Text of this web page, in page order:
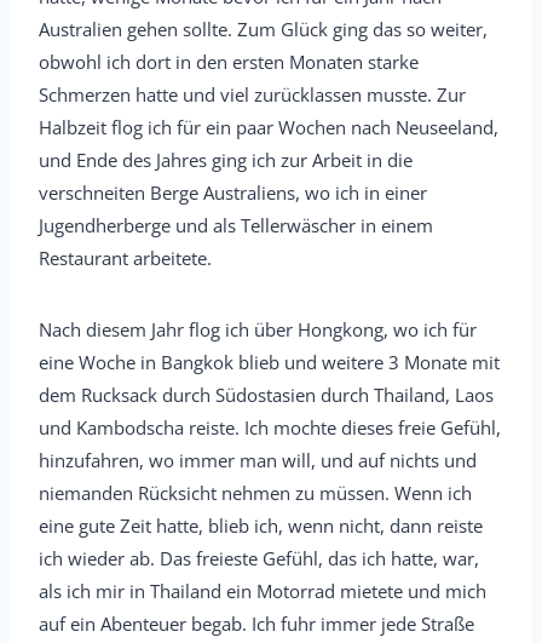
Australien gehen sollte. Zum Glück ging das so weiter,
obwohl ich dort in den ersten Monaten starke
Schmerzen hatte und viel zurücklassen musste. Zur
Halbzeit flog ich für ein paar Wochen nach Neuseeland,
und Ende des Jahres ging ich zur Arbeit in die
verschneiten Berge Australiens, wo ich in einer
Jugendherberge und als Tellerwäscher in einem
Restaurant arbeitete.
Nach diesem Jahr flog ich über Hongkong, wo ich für
eine Woche in Bangkok blieb und weitere 3 Monate mit
dem Rucksack durch Südostasien durch Thailand, Laos
und Kambodscha reiste. Ich mochte dieses freie Gefühl,
hinzufahren, wo immer man will, und auf nichts und
niemanden Rücksicht nehmen zu müssen. Wenn ich
eine gute Zeit hatte, blieb ich, wenn nicht, dann reiste
ich wieder ab. Das freieste Gefühl, das ich hatte, war,
als ich mir in Thailand ein Motorrad mietete und mich
auf ein Abenteuer begab. Ich fuhr immer jede Straße